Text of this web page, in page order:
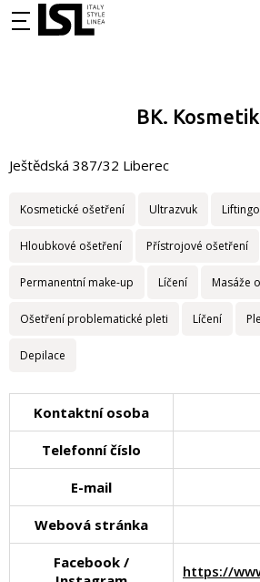
BK.
Ještědská 387/32 Liberec
Kosmetické ošetření Ultrazvuk
Hloubkové ošetření Přístrojové ošetření
Permanentní make-up Líčení Masáže
Ošetření problematické pleti Líčení
Depilace
Kontaktní osoba
Telefonní číslo
E-mail
Webová stránka
Facebook /
https://